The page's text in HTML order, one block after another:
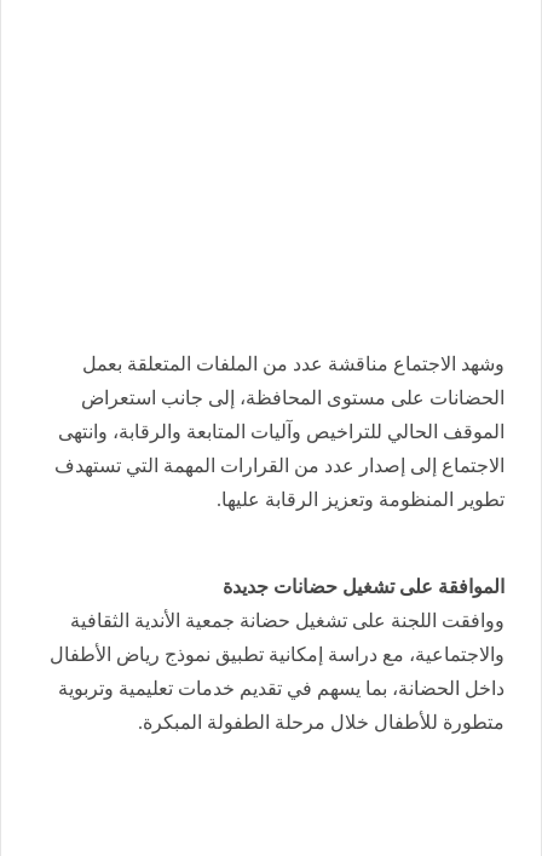
وشهد الاجتماع مناقشة عدد من الملفات المتعلقة بعمل
الحضانات على مستوى المحافظة، إلى جانب استعراض
الموقف الحالي للتراخيص وآليات المتابعة والرقابة، وانتهى
الاجتماع إلى إصدار عدد من القرارات المهمة التي تستهدف
تطوير المنظومة وتعزيز الرقابة عليها.
الموافقة على تشغيل حضانات جديدة
ووافقت اللجنة على تشغيل حضانة جمعية الأندية الثقافية
والاجتماعية، مع دراسة إمكانية تطبيق نموذج رياض الأطفال
داخل الحضانة، بما يسهم في تقديم خدمات تعليمية وتربوية
متطورة للأطفال خلال مرحلة الطفولة المبكرة.